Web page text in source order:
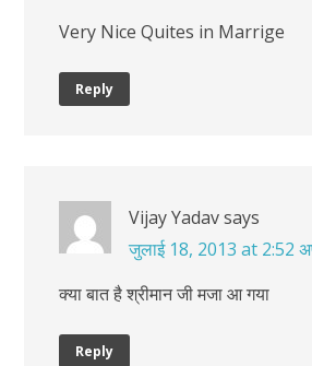
Very Nice Quites in Marrige
Reply
Vijay Yadavsays
जुलाई 18, 2013 at 2:52
क्या बात है श्रीमान जी मजा आ गया
Reply